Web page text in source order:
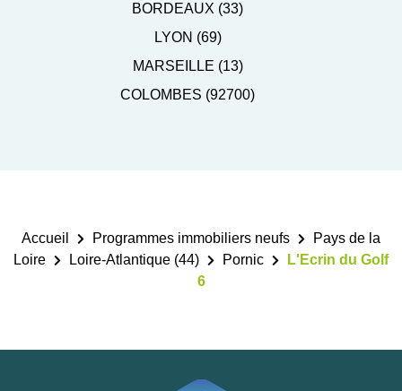
BORDEAUX (33)
LYON (69)
MARSEILLE (13)
COLOMBES (92700)
Accueil Programmes immobiliers neufs
Pays de la
Loire
Loire-Atlantique (44) Pornic
L'Ecrin du Golf
6